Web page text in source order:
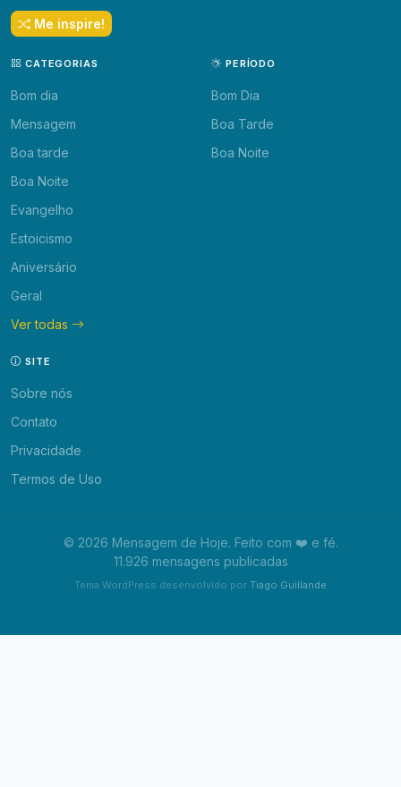
Me inspire!
CATEGORIAS
Bom dia
Mensagem
Boa tarde
Boa Noite
Evangelho
Estoicismo
Aniversário
Geral
Ver todas
PERÍODO
Bom Dia
Boa Tarde
Boa Noite
SITE
Sobre nós
Contato
Privacidade
Termos de Uso
© 2026 Mensagem de Hoje. Feito com ❤️ e fé.
11.926 mensagens publicadas
Tema WordPress desenvolvido por Tiago Guillande